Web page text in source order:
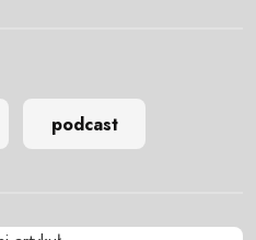
podcast